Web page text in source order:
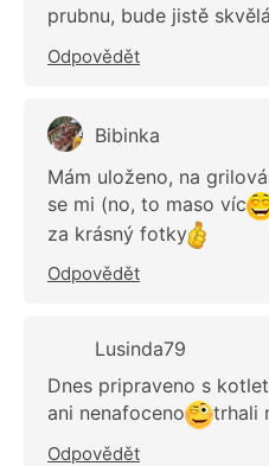
prubnu, bude jistě
Odpovědět
Bibinka
Mám uloženo, na
se mi (no, to maso víc
za krásný fotky
Odpovědět
Lusinda79
Dnes pripraveno s
ani nenafoceno
trhali
Odpovědět